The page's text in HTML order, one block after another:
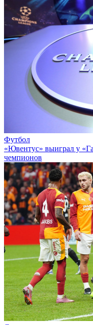
Футбол
«Ювентус» выиграл у
чемпионов